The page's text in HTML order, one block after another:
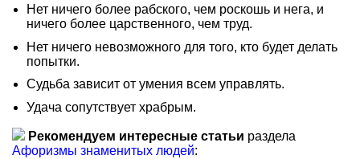
Нет ничего более рабского, чем роскошь и нега, и
ничего более царственного, чем труд.
Нет ничего невозможного для того, кто будет делать
попытки.
Судьба зависит от умения всем управлять.
Удача сопутствует храбрым.
Рекомендуем интересные статьи раздела
Афоризмы знаменитых людей: